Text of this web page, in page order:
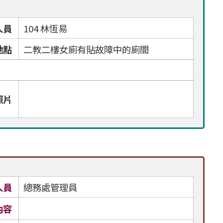
員
104 林恆易
點
二教二樓女廁有貼故障中的廁間
總務處管理員
容